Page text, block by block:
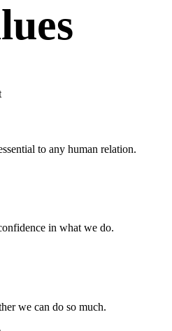
to any human relation.
in what we do.
we can do so much.